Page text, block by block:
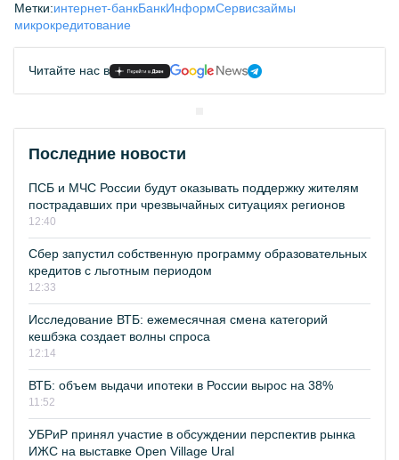
Метки:интернет-банкБанкИнформСервисзаймы
микрокредитование
Читайте нас в
Последние новости
ПСБ и МЧС России будут оказывать поддержку жителям
пострадавших при чрезвычайных ситуациях регионов
12:40
Сбер запустил собственную программу образовательных
кредитов с льготным периодом
12:33
Исследование ВТБ: ежемесячная смена категорий
кешбэка создает волны спроса
12:14
ВТБ: объем выдачи ипотеки в России вырос на 38%
11:52
УБРиР принял участие в обсуждении перспектив рынка
ИЖС на выставке Open Village Ural